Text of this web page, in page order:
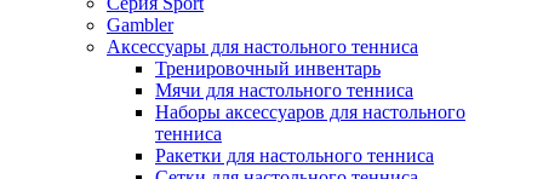
Gambler
Аксессуары для настольного тенниса
Тренировочный инвентарь
Мячи для настольного тенниса
Наборы аксессуаров для настольного
тенниса
Ракетки для настольного тенниса